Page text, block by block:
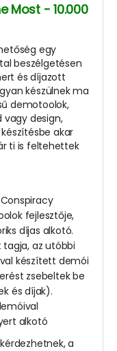
Most - 10.000
egy
beszélgetésen
és díjazott
készülnek ma
demotoolok,
vagy design,
akar
ti is feltehettek
fejlesztője,
díjas alkotó.
az utóbbi
készített demói
zsebeltek be
és díjak).
alkotó
a